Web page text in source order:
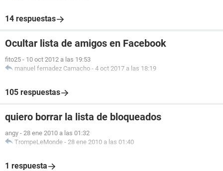
14 respuestas
Ocultar lista de amigos en Facebook
fito25 - 10 oct 2012 a las 19:53
manuel fernadez Camacho - 4 oct 2017 a las 18:19
105 respuestas
quiero borrar la lista de bloqueados
angy - 28 ene 2010 a las 01:32
TrompeLeMonde - 28 ene 2010 a las 01:40
1 respuesta